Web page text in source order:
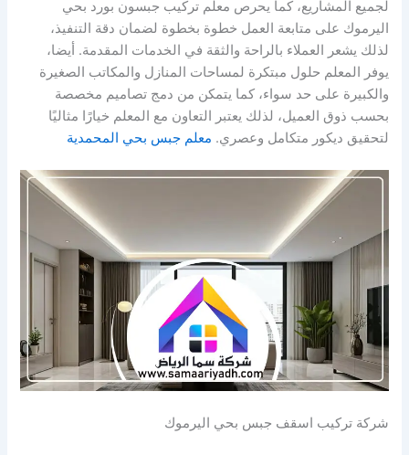
لجميع المشاريع، كما يحرص معلم تركيب جبسون بورد بحي
اليرموك على متابعة العمل خطوة بخطوة لضمان دقة التنفيذ،
لذلك يشعر العملاء بالراحة والثقة في الخدمات المقدمة. أيضا،
يوفر المعلم حلول مبتكرة لمساحات المنازل والمكاتب الصغيرة
والكبيرة على حد سواء، كما يتمكن من دمج تصاميم مخصصة
بحسب ذوق العميل، لذلك يعتبر التعاون مع المعلم خيارًا مثاليًا
لتحقيق ديكور متكامل وعصري. معلم جبس بحي المحمدية
شركة تركيب اسقف جبس بحي اليرموك